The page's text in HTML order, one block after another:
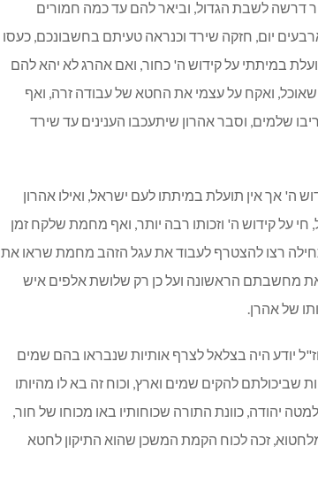
דרשה לשבת הגדול, וביאר להם עד כמה חמורים
יום, חזקה שירד וכנראה טעיתם בחשבונכם, כעסו
במיתתי על קידוש ה' כחור, ואם אהרג לא יהא להם
ואקח על עצמי את החטא של עבודה זרה, ואף
שלמים, וסבר אהרון שיתעכבו הענינים עד שירד
ה' אך אין תועלת במיתתו לעם ישראל, ואילו אהרון
קידוש ה' וזכותו רבה יותר, ואף מחמת שלקח זמן
רצו להצטרף לעבוד את עגל הזהב מחמת שראו את
מחשבתם הראשונה ועל כן רק שלושת אלפים איש
של אהרן.
יודע היה בצלאל לצרף אותיות שנבראו בהם שמים
להקים שמים וארץ, וכוח זה בא לו מהיותו
יהודה, כוונת התורה שכוחותיו באו מכוחו של חור,
זכה לכוח הקמת המשכן שהוא התיקון לחטא